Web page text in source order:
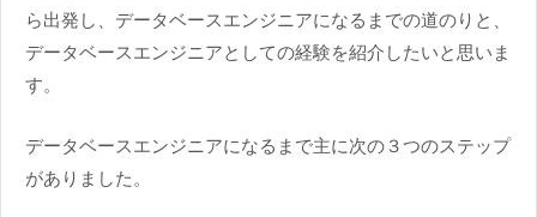
ら出発し、データベースエンジニアになるまでの道のりと、
データベースエンジニアとしての経験を紹介したいと思いま
す。
データベースエンジニアになるまで主に次の３つのステップ
がありました。